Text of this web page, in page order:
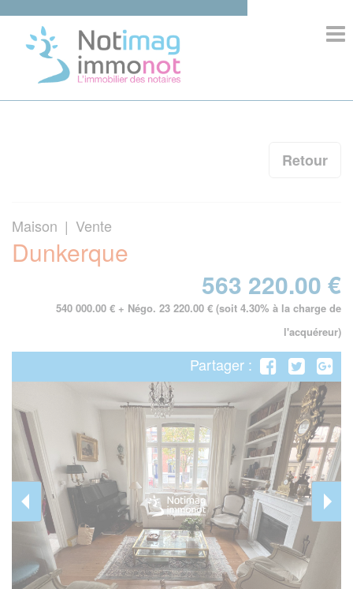
ACCUEIL
INFORMATIONS
Retour
Maison | Vente
Dunkerque
563 220.00 €
540 000.00 € + Négo. 23 220.00 € (soit 4.30% à la charge de
l'acquéreur)
Partager :